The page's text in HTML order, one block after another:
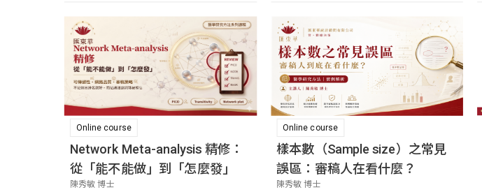
Online course
Network Meta-analysis 精修：
從「能不能做」到「怎麼發」
陳秀敏 博士
Online course
樣本數（Sample size）之常見
誤區：審稿人在看什麼？
陳秀敏 博士